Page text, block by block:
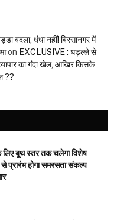
बदला, धंधा नहीं! बिरसानगर में
आon EXCLUSIVE : धड़ल्ले से
का गंदा खेल, आखिर किसके
??
बूथ स्तर तक चलेगा विशेष
से प्रारंभ होगा समरसता संकल्प